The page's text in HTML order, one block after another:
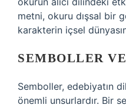
metni, okuru dışsal bir
karakterin içsel
SEMBOLLER
Semboller, edebiyatın
önemli unsurlardır. Bir